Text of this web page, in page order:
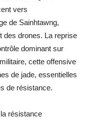
vers
de Sainhtawng,
des drones. La reprise
dominant sur
cette offensive
de jade, essentielles
de résistance.
résistance